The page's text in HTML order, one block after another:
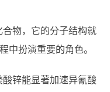
物，它的分子结构就
中扮演重要的角色。
锌能显著加速异氰酸